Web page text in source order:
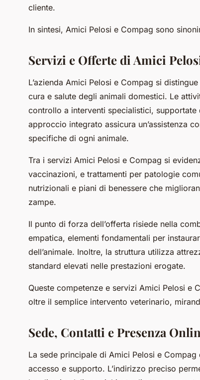
cliente.
In sintesi, Amici Pelosi e Compag sono
Servizi e Offerte di Amici
L’azienda Amici Pelosi e Compag si
cura e salute degli animali domestici. Le
controllo a interventi specialistici,
approccio integrato assicura un’assistenza
specifiche di ogni animale.
Tra i servizi Amici Pelosi e Compag si
vaccinazioni, e trattamenti per patologie
nutrizionali e piani di benessere che
zampe.
Il punto di forza dell’offerta risiede nella
empatica, elementi fondamentali per
dell’animale. Inoltre, la struttura utilizza
standard elevati nelle prestazioni erogate.
Queste competenze e servizi Amici Pelosi e
oltre il semplice intervento veterinario,
Sede, Contatti e Presenza
La sede principale di Amici Pelosi e
accesso e supporto. L’indirizzo preciso